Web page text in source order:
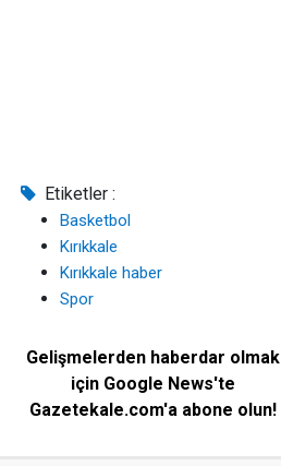
Etiketler :
Basketbol
Kırıkkale
Kırıkkale haber
Spor
Gelişmelerden haberdar olmak
için Google News'te
Gazetekale.com'a abone olun!